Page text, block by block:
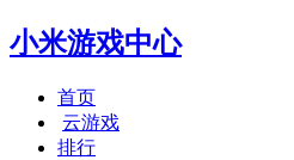
小米游戏中心
首页
云游戏
排行